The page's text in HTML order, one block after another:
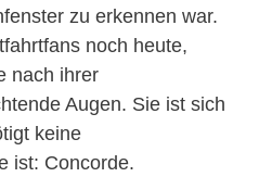
zu erkennen war.
noch heute,
nach ihrer
Augen. Sie ist sich
keine
ist: Concorde.